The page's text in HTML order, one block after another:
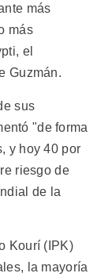
más
más
el
Guzmán.
sus
"de forma
y hoy 40 por
riesgo de
de la
Kourí (IPK)
la mayoría